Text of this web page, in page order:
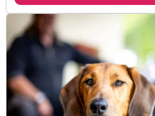
inkl. kostenfreies Parken direkt am Hotel
inkl. kostenfreies WLAN
inkl. Burgenland Card
inkl. Streichelzoo & Abenteuerspielplatz
inkl. Eintritt in das Waldbad Neutal (Sommer)
Tipp: Draisinentour Sonnenland
Tipp: Ritterburg Lockenhaus
Tipp: Sonnentherme Lutzmannsburg